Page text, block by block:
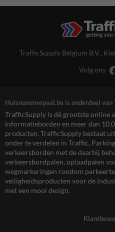
TrafficSupply Belgium B.V.,
Volg ons
Huisnummerpaal.be is onderdeel van
TrafficSupply is dé grootste online
informatieborden en meer dan
producten. TrafficSupply bestaat
onder te verdelen in Traffic,
verkeersborden met de daarbij
verkeersbordpalen, oplaadpalen
wegmarkeringen rondom
veiligheidsproducten voor de
met een mooi design.